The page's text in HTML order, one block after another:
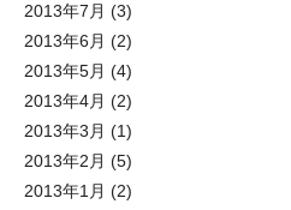
2013年7月 (3)
2013年6月 (2)
2013年5月 (4)
2013年4月 (2)
2013年3月 (1)
2013年2月 (5)
2013年1月 (2)